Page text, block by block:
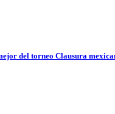
del torneo Clausura